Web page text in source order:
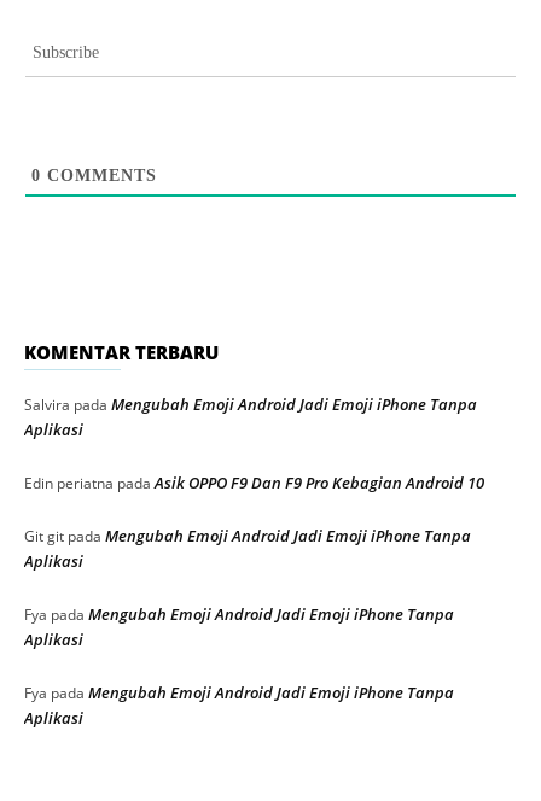
Subscribe
0 COMMENTS
KOMENTAR TERBARU
Salvira pada Mengubah Emoji Android Jadi Emoji iPhone Tanpa
Aplikasi
Edin periatna padaAsik OPPO F9 Dan F9 Pro Kebagian Android 10
Git git pada Mengubah Emoji Android Jadi Emoji iPhone Tanpa
Aplikasi
Fya pada Mengubah Emoji Android Jadi Emoji iPhone Tanpa
Aplikasi
Fya pada Mengubah Emoji Android Jadi Emoji iPhone Tanpa
Aplikasi